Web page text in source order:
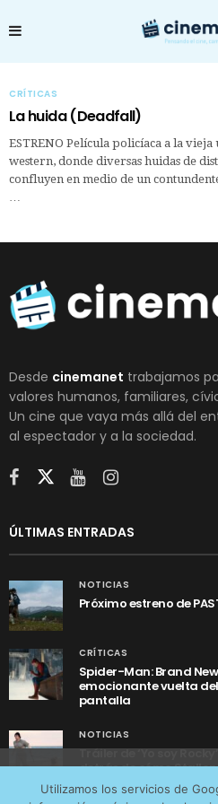
CRÍTICAS
La huida (Deadfall)
ESTRENO Película policíaca a la
western, donde diversas huidas de
confluyen en medio de un
Desde cinemanet trabajamos
valores humanos, familiares,
Un cine que vaya más allá del
al espectador y a la sociedad.
ÚLTIMAS ENTRADAS
NOTICIAS
Próximo estreno de
CRÍTICAS
Spider-Man: Brand
emocionante vuelta
pantalla
NOTICIAS
Tráiler de ‘Yo soy
detrás de cómo
Utilizamos los servicios de
tráfico web que recibimos y